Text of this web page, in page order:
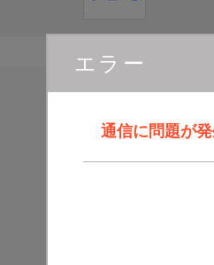
エラー
通信に問題が